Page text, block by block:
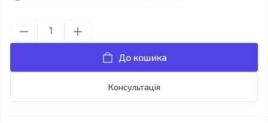
До кошика
Консультація